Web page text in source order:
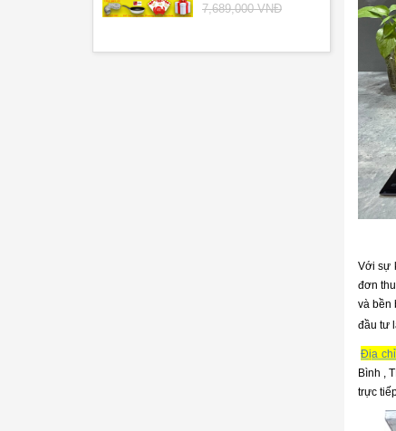
7,689,000 VNĐ
Với sự
đơn
và bền
đầu tư
Địa
Bình ,
trực